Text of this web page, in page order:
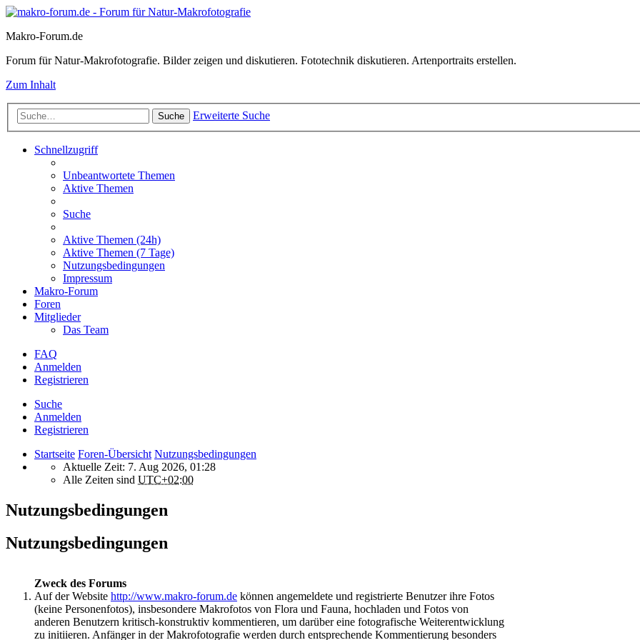
Makro-Forum.de
Forum für Natur-Makrofotografie. Bilder zeigen und diskutieren. Fototechnik diskutieren. Artenportraits erstellen.
Zum Inhalt
Suche Erweiterte Suche
Schnellzugriff
Unbeantwortete Themen
Aktive Themen
Suche
Aktive Themen (24h)
Aktive Themen (7 Tage)
Nutzungsbedingungen
Impressum
Makro-Forum
Foren
Mitglieder
Das Team
FAQ
Anmelden
Registrieren
Suche
Anmelden
Registrieren
Startseite Foren-Übersicht Nutzungsbedingungen
Aktuelle Zeit: 7. Aug 2026, 01:28
Alle Zeiten sind UTC+02:00
Nutzungsbedingungen
Nutzungsbedingungen
Zweck des Forums
Auf der Website http://www.makro-forum.de können angemeldete und registrierte Benutzer ihre Fotos
(keine Personenfotos), insbesondere Makrofotos von Flora und Fauna, hochladen und Fotos von
anderen Benutzern kritisch-konstruktiv kommentieren, um darüber eine fotografische Weiterentwicklung
zu initiieren. Anfänger in der Makrofotografie werden durch entsprechende Kommentierung besonders